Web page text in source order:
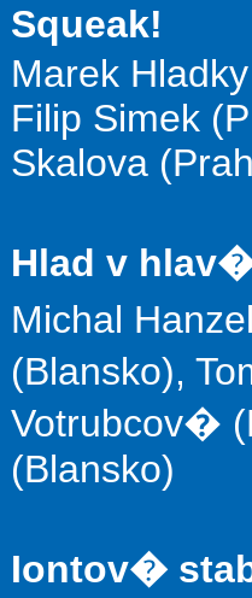
Squeak!
Marek
Filip Simek
Skalova
Hlad v
Michal
(Blansko),
Votrubcov�
(Blansko)
Iontov�